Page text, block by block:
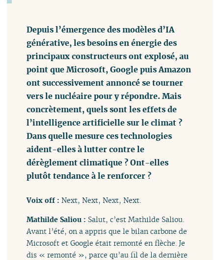
Depuis l’émergence des modèles d’IA
générative, les besoins en énergie des
principaux constructeurs ont explosé, au
point que Microsoft, Google puis Amazon
ont successivement annoncé se tourner
vers le nucléaire pour y répondre. Mais
concrètement, quels sont les effets de
l’intelligence artificielle sur le climat ?
Dans quelle mesure ces technologies
aident-elles à lutter contre le
dérèglement climatique ? Ont-elles
plutôt tendance à le renforcer ?
Voix off :Next, Next, Next, Next.
Mathilde Saliou : Salut, c’est Mathilde Saliou.
Avant l’été, on a appris que le bilan carbone de
Microsoft et Google était remonté en flèche. Je
dis « remonté », parce qu’au fil de la dernière